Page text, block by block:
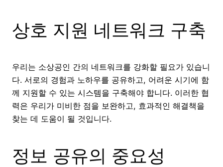
상호 지원 네트워크 구축
우리는 소상공인 간의 네트워크를 강화할 필요가 있습니
다. 서로의 경험과 노하우를 공유하고, 어려운 시기에 함
께 지원할 수 있는 시스템을 구축해야 합니다. 이러한 협
력은 우리가 미비한 점을 보완하고, 효과적인 해결책을
찾는 데 도움이 될 것입니다.
정보 공유의 중요성